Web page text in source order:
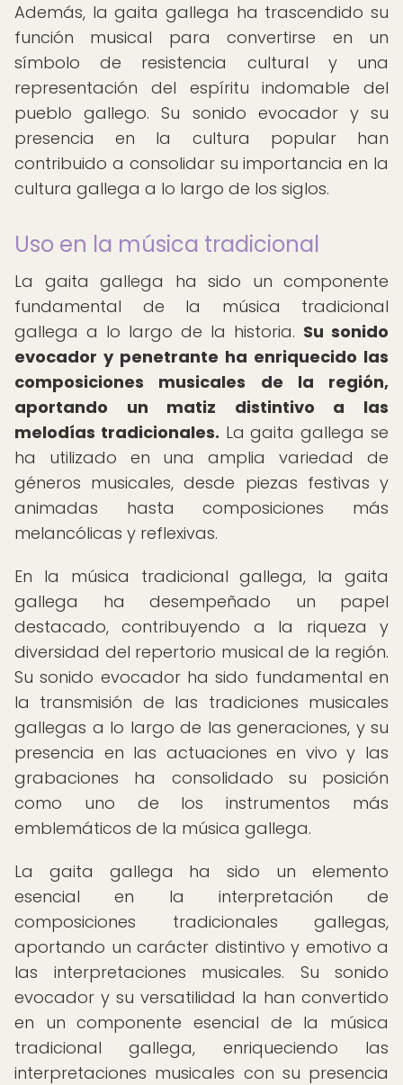
Además, la gaita gallega ha trascendido su
función musical para convertirse en un
símbolo de resistencia cultural y una
representación del espíritu indomable del
pueblo gallego. Su sonido evocador y su
presencia en la cultura popular han
contribuido a consolidar su importancia en la
cultura gallega a lo largo de los siglos.
Uso en la música tradicional
La gaita gallega ha sido un componente
fundamental de la música tradicional
gallega a lo largo de la historia. Su sonido
evocador y penetrante ha enriquecido las
composiciones musicales de la región,
aportando un matiz distintivo a las
melodías tradicionales. La gaita gallega se
ha utilizado en una amplia variedad de
géneros musicales, desde piezas festivas y
animadas hasta composiciones más
melancólicas y reflexivas.
En la música tradicional gallega, la gaita
gallega ha desempeñado un papel
destacado, contribuyendo a la riqueza y
diversidad del repertorio musical de la región.
Su sonido evocador ha sido fundamental en
la transmisión de las tradiciones musicales
gallegas a lo largo de las generaciones, y su
presencia en las actuaciones en vivo y las
grabaciones ha consolidado su posición
como uno de los instrumentos más
emblemáticos de la música gallega.
La gaita gallega ha sido un elemento
esencial en la interpretación de
composiciones tradicionales gallegas,
aportando un carácter distintivo y emotivo a
las interpretaciones musicales. Su sonido
evocador y su versatilidad la han convertido
en un componente esencial de la música
tradicional gallega, enriqueciendo las
interpretaciones musicales con su presencia